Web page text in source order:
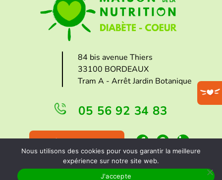
84 bis avenue Thiers
33100 BORDEAUX
Tram A - Arrêt Jardin Botanique
05 56 92 34 83
Nous utilisons des cookies pour vous garantir la meilleure
expérience sur notre site web.
J'accepte